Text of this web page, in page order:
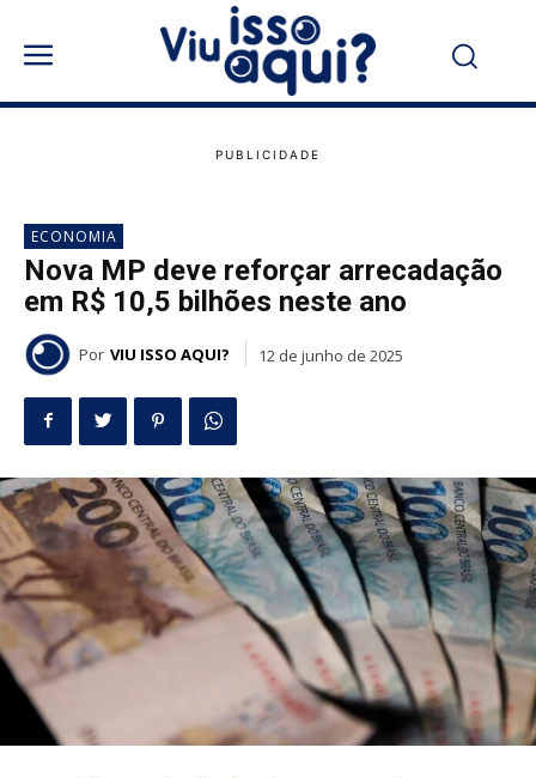
ECONOMIA
Nova MP deve reforçar arrecadação
em R$ 10,5 bilhões neste ano
Por VIU ISSO AQUI? 12 de junho de 2025